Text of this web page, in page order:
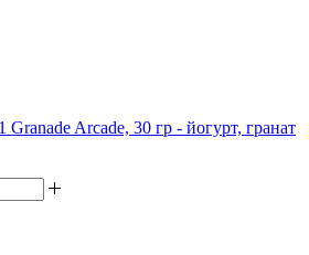
Granade Arcade, 30 гр - йогурт, гранат